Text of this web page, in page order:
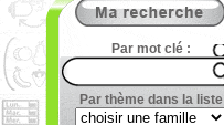
Par mot clé :
Par thème dans la liste